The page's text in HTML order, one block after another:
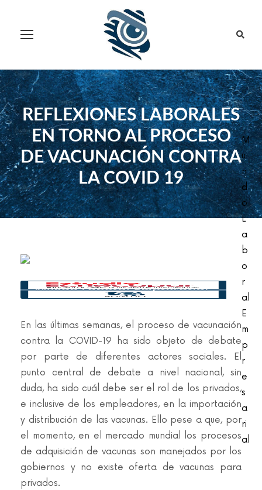
REFLEXIONES LABORALES
EN TORNO AL PROCESO
DE VACUNACIÓN CONTRA
LA COVID 19
M
u
n
d
o
L
a
b
o
r
al
E
m
p
r
e
s
a
ri
al
En las últimas semanas, el proceso de vacunación
contra la COVID-19 ha sido objeto de debate
por parte de diferentes actores sociales. El
punto central de debate a nivel nacional, sin
duda, ha sido cuál debe ser el rol de los privados,
e inclusive de los empleadores, en la importación
y distribución de las vacunas. Ello pese a que, por
el momento, en el mercado mundial los procesos
de adquisición de vacunas son manejados por los
gobiernos y no existe oferta de vacunas para
privados.